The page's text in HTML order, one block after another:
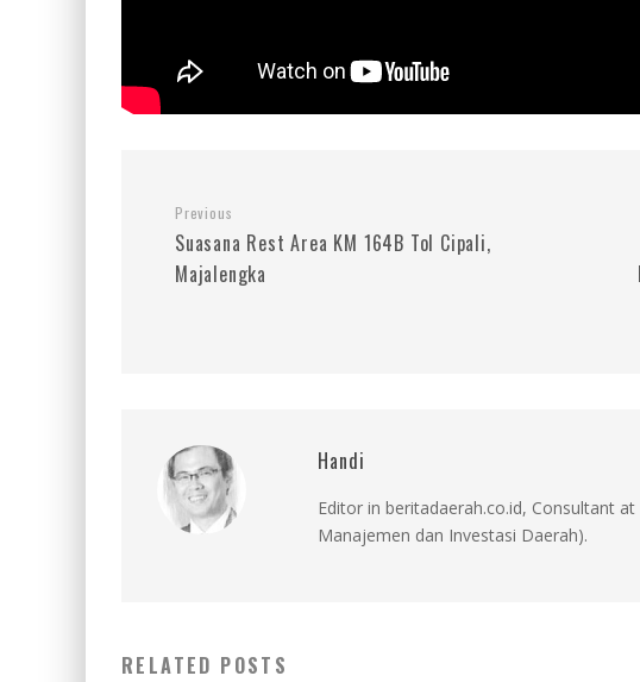
Previous
Suasana Rest Area KM 164B Tol Cipali,
Majalengka
Handi
Editor in beritadaerah.co.id, Consultant
Manajemen dan Investasi Daerah).
RELATED POSTS